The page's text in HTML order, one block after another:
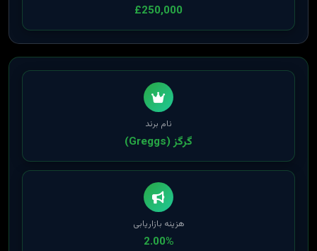
£250,000
نام برند
گرگز (Greggs)
هزینه بازاریابی
2.00%